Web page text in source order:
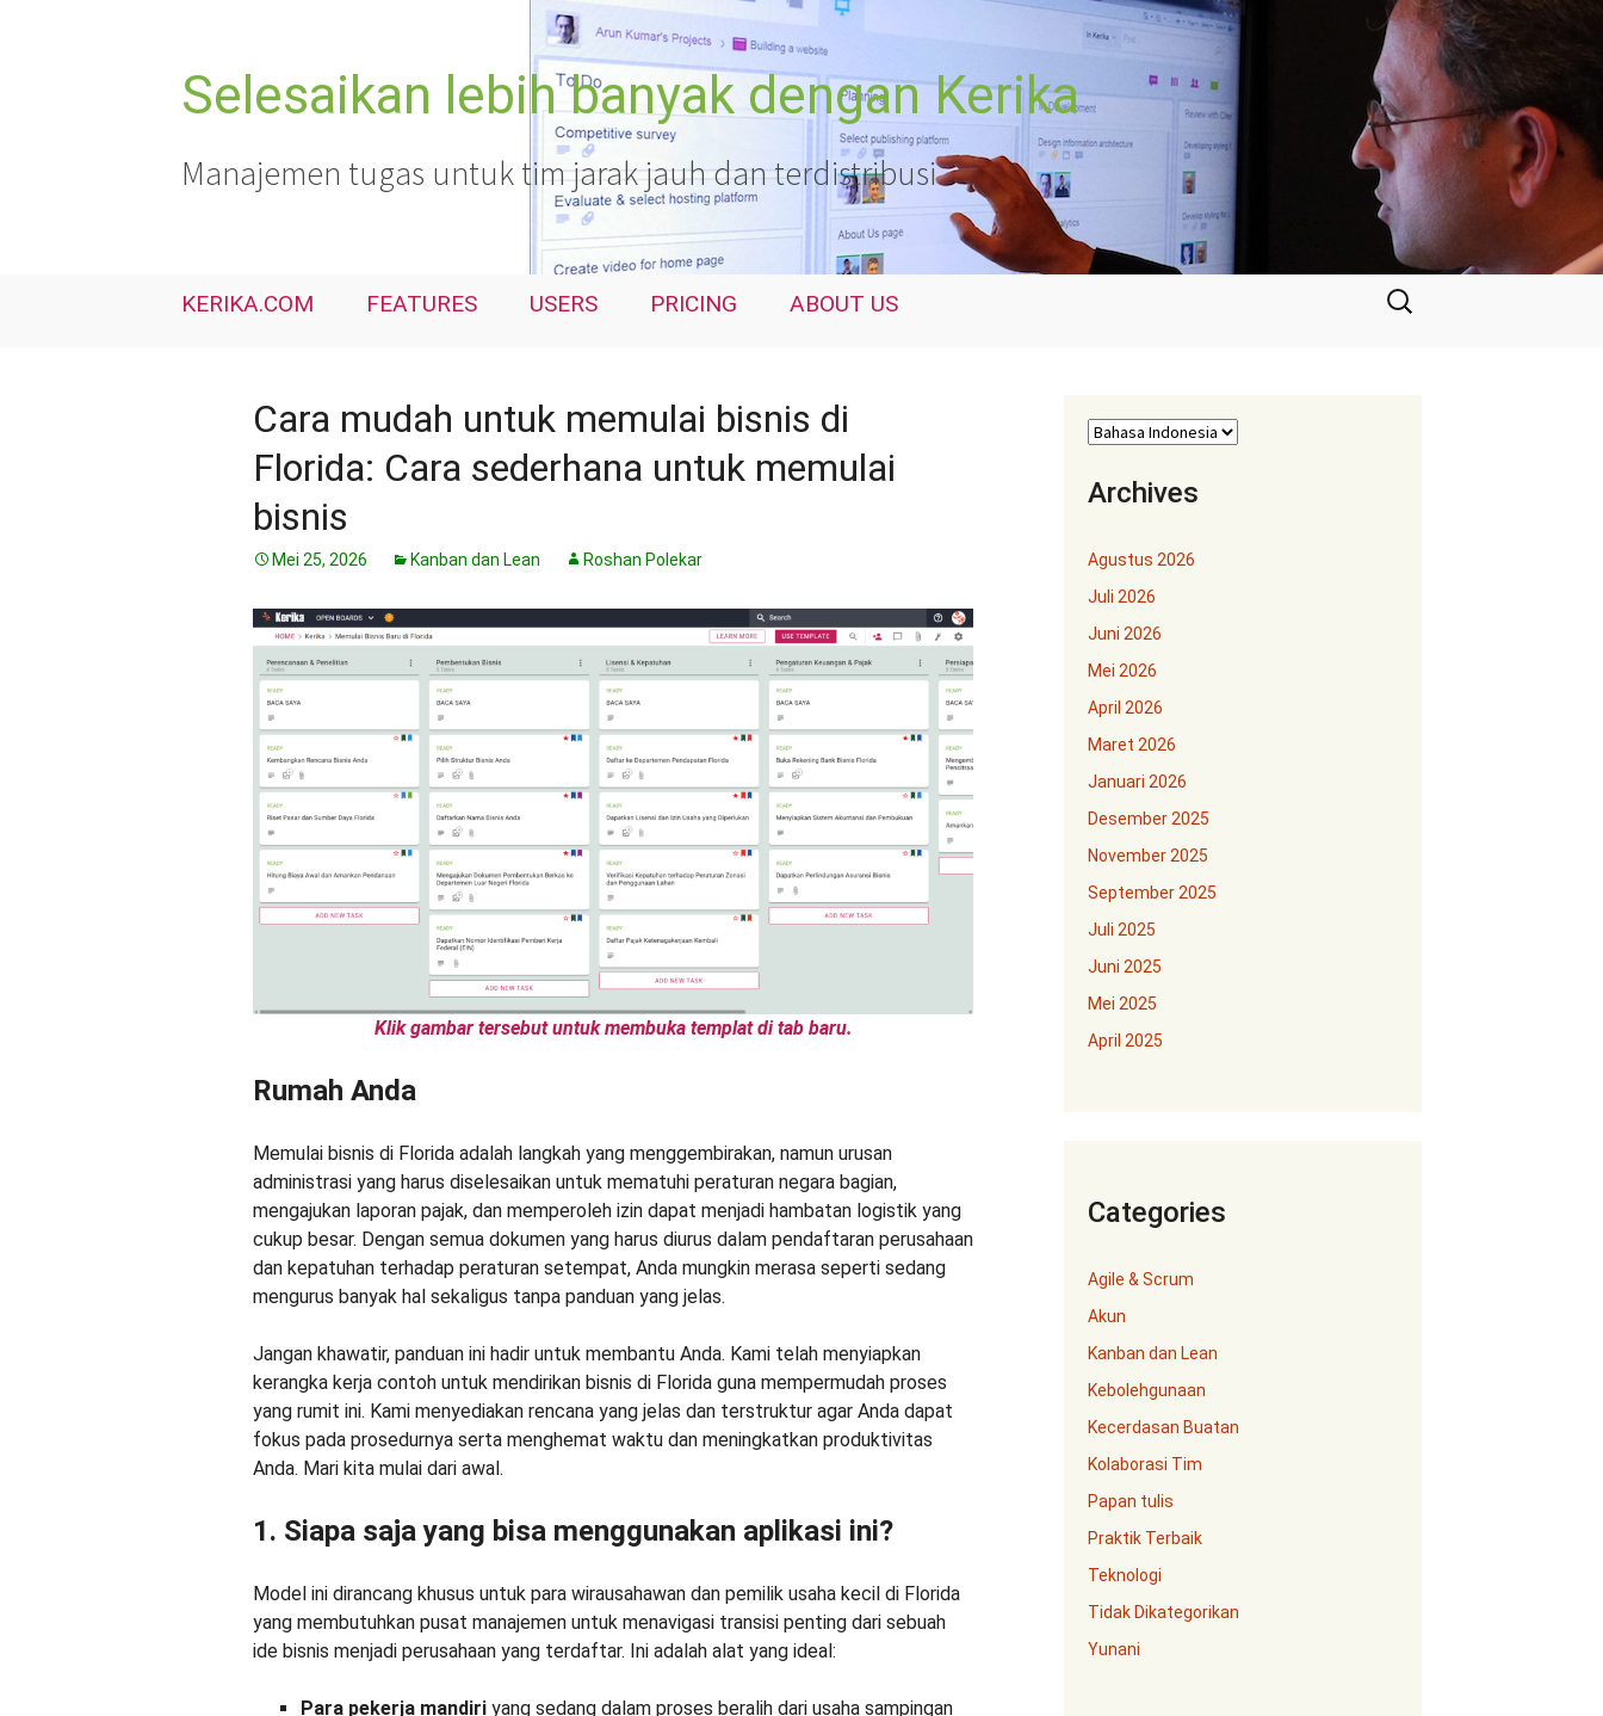
Selesaikan lebih banyak dengan Kerika
Manajemen tugas untuk tim jarak jauh dan terdistribusi
KERIKA.COM FEATURES USERS PRICING ABOUT US
Cari
untuk:
Cara mudah untuk memulai bisnis di
Florida: Cara sederhana untuk memulai
bisnis
Mei 25, 2026 Kanban dan Lean Roshan Polekar
Klik gambar tersebut untuk membuka templat di tab baru.
Rumah Anda
Memulai bisnis di Florida adalah langkah yang menggembirakan, namun urusan
administrasi yang harus diselesaikan untuk mematuhi peraturan negara bagian,
mengajukan laporan pajak, dan memperoleh izin dapat menjadi hambatan logistik yang
cukup besar. Dengan semua dokumen yang harus diurus dalam pendaftaran perusahaan
dan kepatuhan terhadap peraturan setempat, Anda mungkin merasa seperti sedang
mengurus banyak hal sekaligus tanpa panduan yang jelas.
Jangan khawatir, panduan ini hadir untuk membantu Anda. Kami telah menyiapkan
kerangka kerja contoh untuk mendirikan bisnis di Florida guna mempermudah proses
yang rumit ini. Kami menyediakan rencana yang jelas dan terstruktur agar Anda dapat
fokus pada prosedurnya serta menghemat waktu dan meningkatkan produktivitas
Anda. Mari kita mulai dari awal.
1. Siapa saja yang bisa menggunakan aplikasi ini?
Model ini dirancang khusus untuk para wirausahawan dan pemilik usaha kecil di Florida
yang membutuhkan pusat manajemen untuk menavigasi transisi penting dari sebuah
ide bisnis menjadi perusahaan yang terdaftar. Ini adalah alat yang ideal:
Para pekerja mandiri yang sedang dalam proses beralih dari usaha sampingan
Archives
Agustus 2026
Juli 2026
Juni 2026
Mei 2026
April 2026
Maret 2026
Januari 2026
Desember 2025
November 2025
September 2025
Juli 2025
Juni 2025
Mei 2025
April 2025
Categories
Agile & Scrum
Akun
Kanban dan Lean
Kebolehgunaan
Kecerdasan Buatan
Kolaborasi Tim
Papan tulis
Praktik Terbaik
Teknologi
Tidak Dikategorikan
Yunani